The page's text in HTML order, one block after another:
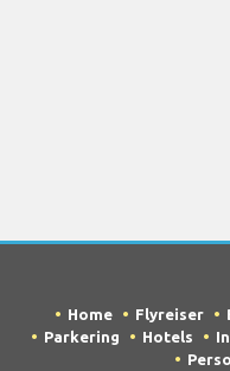
Home Flyreiser
Parkering
Hotels